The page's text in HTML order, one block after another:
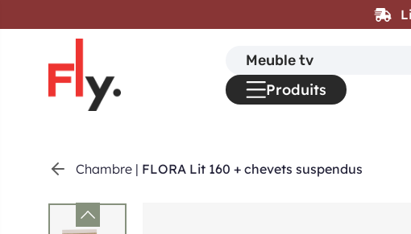
Chambre | FLORA Lit 160 + chevets suspendus
Search
for:
Produits